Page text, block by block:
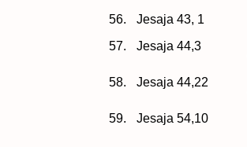
56.
Jesaja 43, 1
57.
Jesaja 44,3
58.
Jesaja 44,22
59.
Jesaja 54,10